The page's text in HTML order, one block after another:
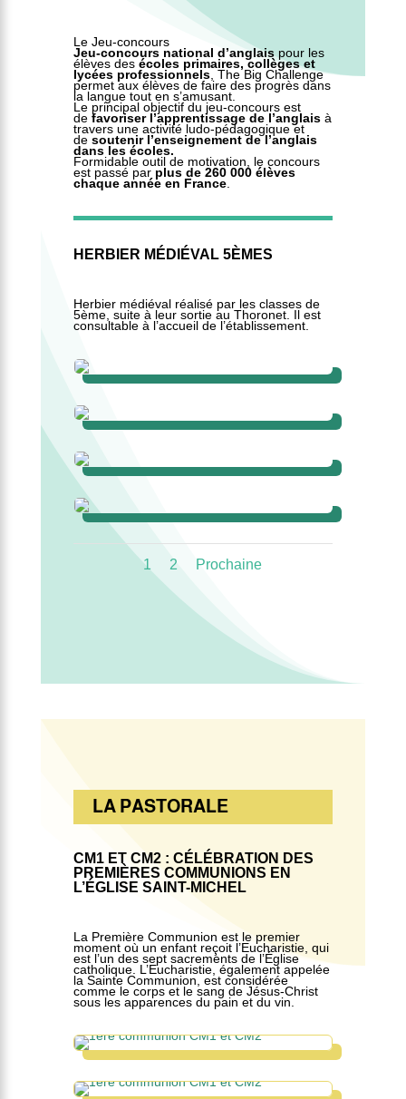
Le Jeu-concours
Jeu-concours national d’anglais pour les
élèves des écoles primaires, collèges et
lycées professionnels, The Big Challenge
permet aux élèves de faire des progrès dans
la langue tout en s’amusant.
Le principal objectif du jeu-concours est
de favoriser l’apprentissage de l’anglaisà
travers une activité ludo-pédagogique et
desoutenir l’enseignement de l’anglais
dans les écoles.
Formidable outil de motivation, le concours
est passé par plus de 260 000 élèves
chaque année en France.
HERBIER MÉDIÉVAL 5ÈMES
Herbier médiéval réalisé par les classes de
5ème, suite à leur sortie au Thoronet. Il est
consultable à l’accueil de l’établissement.
1 2 Prochaine
LA PASTORALE
CM1 ET CM2 : CÉLÉBRATION DES
PREMIÈRES COMMUNIONS EN
L’ÉGLISE SAINT-MICHEL
La Première Communion est le premier
moment où un enfant reçoit l’Eucharistie, qui
est l’un des sept sacrements de l’Église
catholique. L’Eucharistie, également appelée
la Sainte Communion, est considérée
comme le corps et le sang de Jésus-Christ
sous les apparences du pain et du vin.